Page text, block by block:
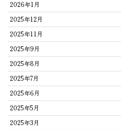
2026年1月
2025年12月
2025年11月
2025年9月
2025年8月
2025年7月
2025年6月
2025年5月
2025年3月